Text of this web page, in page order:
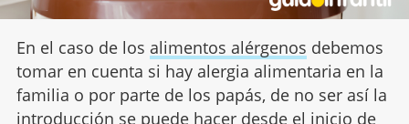
En el caso de los alimentos alérgenos debemos
tomar en cuenta si hay alergia alimentaria en la
familia o por parte de los papás, de no ser así la
introducción se puede hacer desde el inicio de